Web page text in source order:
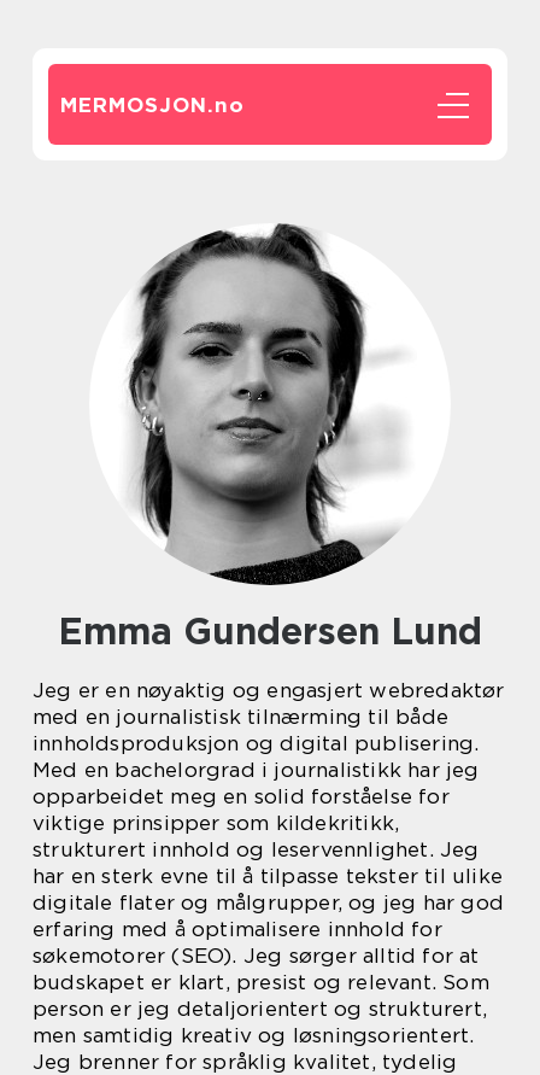
MERMOSJON.no
Emma Gundersen Lund
Jeg er en nøyaktig og engasjert webredaktør
med en journalistisk tilnærming til både
innholdsproduksjon og digital publisering.
Med en bachelorgrad i journalistikk har jeg
opparbeidet meg en solid forståelse for
viktige prinsipper som kildekritikk,
strukturert innhold og leservennlighet. Jeg
har en sterk evne til å tilpasse tekster til ulike
digitale flater og målgrupper, og jeg har god
erfaring med å optimalisere innhold for
søkemotorer (SEO). Jeg sørger alltid for at
budskapet er klart, presist og relevant. Som
person er jeg detaljorientert og strukturert,
men samtidig kreativ og løsningsorientert.
Jeg brenner for språklig kvalitet, tydelig